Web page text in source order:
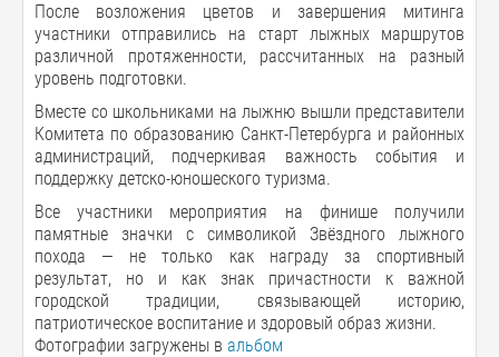
После возложения цветов и завершения митинга
участники отправились на старт лыжных маршрутов
различной протяженности, рассчитанных на разный
уровень подготовки.
Вместе со школьниками на лыжню вышли представители
Комитета по образованию Санкт-Петербурга и районных
администраций, подчеркивая важность события и
поддержку детско-юношеского туризма.
Все участники мероприятия на финише получили
памятные значки с символикой Звёздного лыжного
похода — не только как награду за спортивный
результат, но и как знак причастности к важной
городской традиции, связывающей историю,
патриотическое воспитание и здоровый образ жизни.
Фотографии загружены в альбом